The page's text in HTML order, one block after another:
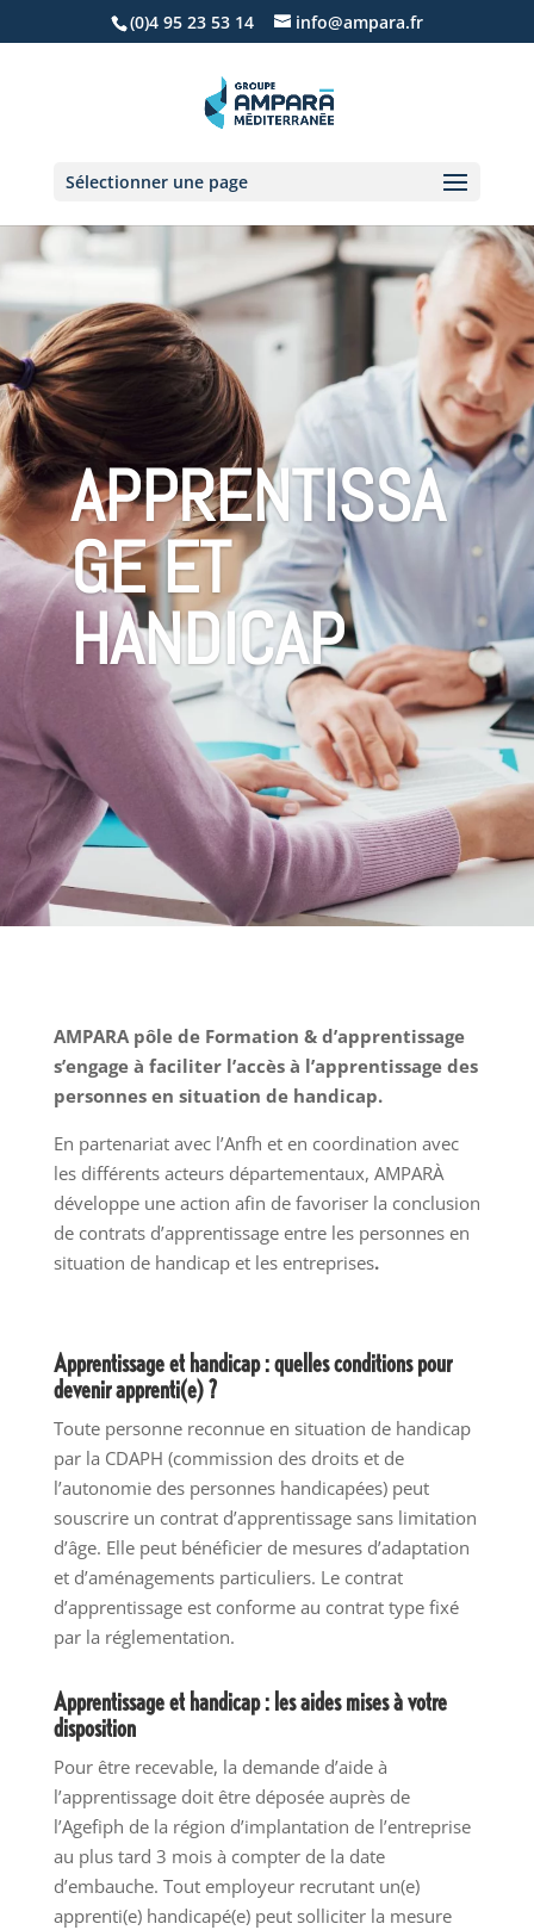
(0)4 95 23 53 14 info@ampara.fr
Sélectionner une page
APPRENTISSA
GE ET
HANDICAP
AMPARA pôle de Formation & d’apprentissage
s’engage à faciliter l’accès à l’apprentissage des
personnes en situation de handicap.
En partenariat avec l’Anfh et en coordination avec
les différents acteurs départementaux, AMPARÀ
développe une action afin de favoriser la conclusion
de contrats d’apprentissage entre les personnes en
situation de handicap et les entreprises.
Apprentissage et handicap : quelles conditions pour
devenir apprenti(e) ?
Toute personne reconnue en situation de handicap
par la CDAPH (commission des droits et de
l’autonomie des personnes handicapées) peut
souscrire un contrat d’apprentissage sans limitation
d’âge. Elle peut bénéficier de mesures d’adaptation
et d’aménagements particuliers. Le contrat
d’apprentissage est conforme au contrat type fixé
par la réglementation.
Apprentissage et handicap : les aides mises à votre
disposition
Pour être recevable, la demande d’aide à
l’apprentissage doit être déposée auprès de
l’Agefiph de la région d’implantation de l’entreprise
au plus tard 3 mois à compter de la date
d’embauche. Tout employeur recrutant un(e)
apprenti(e) handicapé(e) peut solliciter la mesure